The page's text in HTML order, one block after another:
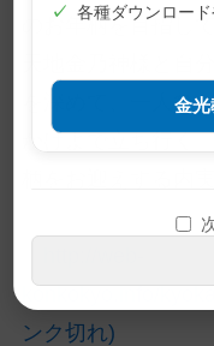
のお年柄を目指し
を深めて、一人ひ
かけよで立ち行く
konkokyo.info/
ンク切れ)
✓ 各種ダウンロー
金